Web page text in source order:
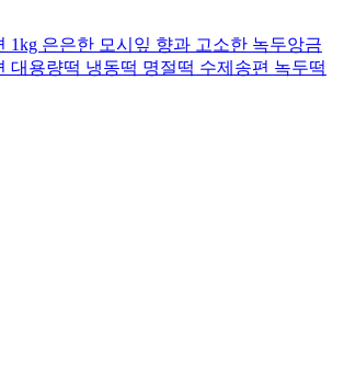
1kg 은은한 모시잎 향과 고소한 녹두앙금
대용량떡 냉동떡 명절떡 수제송편 녹두떡